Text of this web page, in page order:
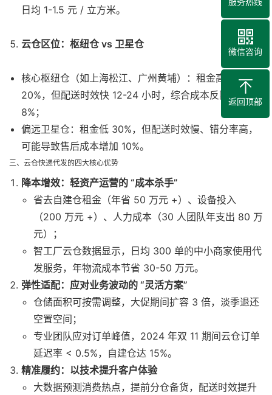
日均 1-1.5 元 / 立方米。
云仓区位：枢纽仓 vs 卫星仓
核心枢纽仓（如上海松江、广州黄埔）：租金高 10-
20%，但配送时效快 12-24 小时，综合成本反降 5-
8%；
偏远卫星仓：租金低 30%，但配送时效慢、错分率高，
可能导致售后成本增加 10%。
三、云仓快递代发的四大核心优势
降本增效：轻资产运营的 “成本杀手”
省去自建仓租金（年省 50 万元 +）、设备投入
（200 万元 +）、人力成本（30 人团队年支出 80 万
元）；
智工厂云仓数据显示，日均 300 单的中小商家使用代
发服务，年物流成本节省 30-50 万元。
弹性适配：应对业务波动的 “灵活方案”
仓储面积可按需调整，大促期间扩容 3 倍，淡季退还
空置空间；
专业团队应对订单峰值，2024 年双 11 期间云仓订单
延迟率 < 0.5%，自建仓达 15%。
精准履约：以技术提升客户体验
大数据预测消费热点，提前分仓备货，配送时效提升
服务热线
微信咨询
返回顶部